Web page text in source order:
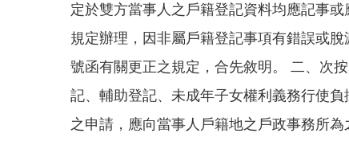
定於雙方當事人之戶籍登記資料均應記事
規定辦理，因非屬戶籍登記事項有錯誤或
號函有關更正之規定，合先敘明。 二、次
記、輔助登記、未成年子女權利義務行使
之申請，應向當事人戶籍地之戶政事務所